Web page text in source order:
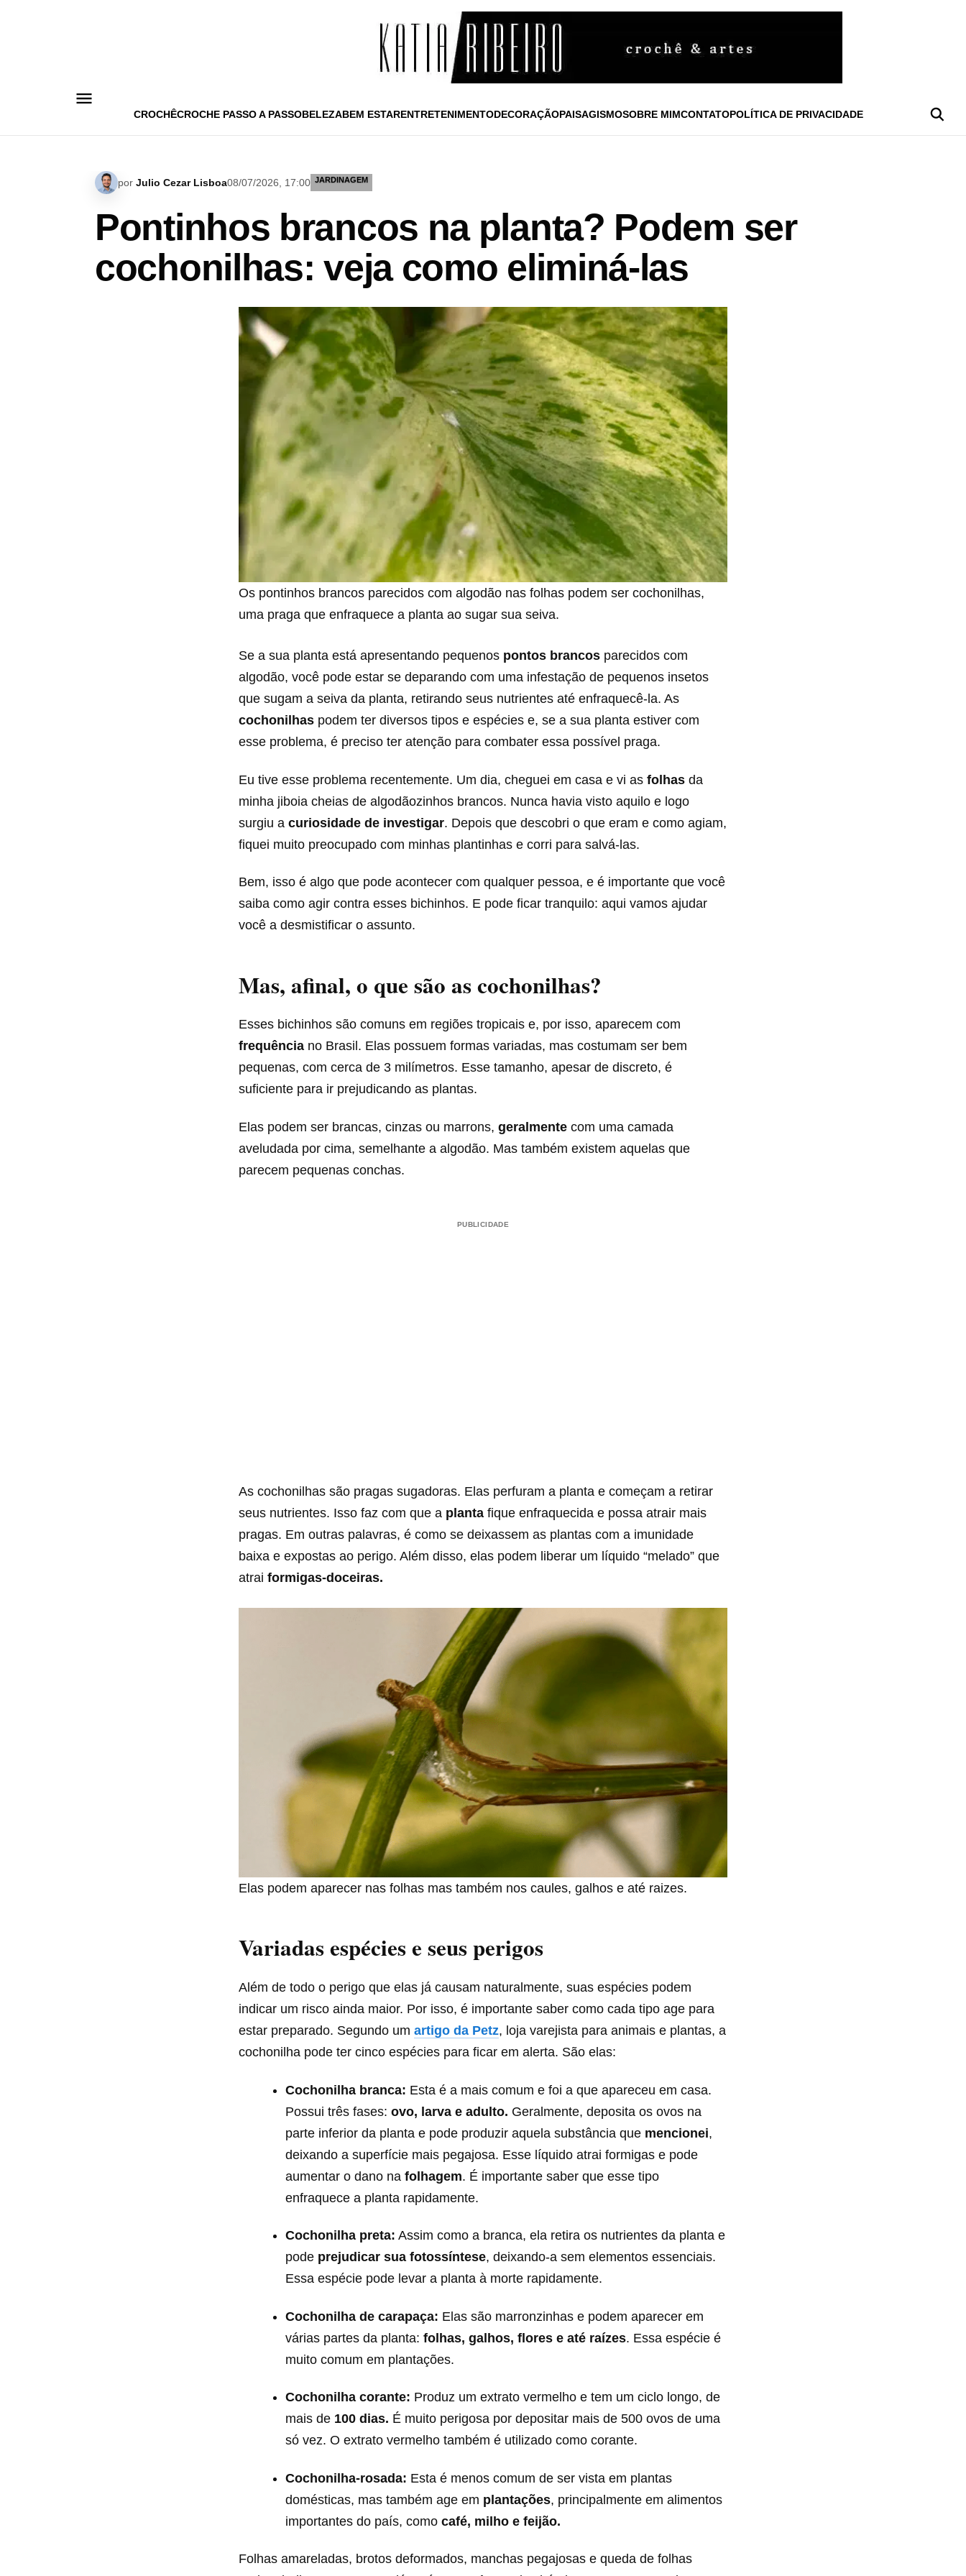
CROCHÊCROCHE PASSO A PASSOBELEZABEM ESTARENTRETENIMENTODECORAÇÃOPAISAGISMOSOBRE MIMCONTATOPOLÍTICA DE PRIVACIDADE
por Julio Cezar Lisboa08/07/2026, 17:00 JARDINAGEM
Pontinhos brancos na planta? Podem ser
cochonilhas: veja como eliminá-las
Os pontinhos brancos parecidos com algodão nas folhas podem ser cochonilhas,
uma praga que enfraquece a planta ao sugar sua seiva.
Se a sua planta está apresentando pequenos pontos brancos parecidos com
algodão, você pode estar se deparando com uma infestação de pequenos insetos
que sugam a seiva da planta, retirando seus nutrientes até enfraquecê-la. As
cochonilhas podem ter diversos tipos e espécies e, se a sua planta estiver com
esse problema, é preciso ter atenção para combater essa possível praga.
Eu tive esse problema recentemente. Um dia, cheguei em casa e vi as folhas da
minha jiboia cheias de algodãozinhos brancos. Nunca havia visto aquilo e logo
surgiu a curiosidade de investigar. Depois que descobri o que eram e como agiam,
fiquei muito preocupado com minhas plantinhas e corri para salvá-las.
Bem, isso é algo que pode acontecer com qualquer pessoa, e é importante que você
saiba como agir contra esses bichinhos. E pode ficar tranquilo: aqui vamos ajudar
você a desmistificar o assunto.
Mas, afinal, o que são as cochonilhas?
Esses bichinhos são comuns em regiões tropicais e, por isso, aparecem com
frequência no Brasil. Elas possuem formas variadas, mas costumam ser bem
pequenas, com cerca de 3 milímetros. Esse tamanho, apesar de discreto, é
suficiente para ir prejudicando as plantas.
Elas podem ser brancas, cinzas ou marrons, geralmente com uma camada
aveludada por cima, semelhante a algodão. Mas também existem aquelas que
parecem pequenas conchas.
PUBLICIDADE
As cochonilhas são pragas sugadoras. Elas perfuram a planta e começam a retirar
seus nutrientes. Isso faz com que a planta fique enfraquecida e possa atrair mais
pragas. Em outras palavras, é como se deixassem as plantas com a imunidade
baixa e expostas ao perigo. Além disso, elas podem liberar um líquido “melado” que
atrai formigas-doceiras.
Elas podem aparecer nas folhas mas também nos caules, galhos e até raizes.
Variadas espécies e seus perigos
Além de todo o perigo que elas já causam naturalmente, suas espécies podem
indicar um risco ainda maior. Por isso, é importante saber como cada tipo age para
estar preparado. Segundo um artigo da Petz, loja varejista para animais e plantas, a
cochonilha pode ter cinco espécies para ficar em alerta. São elas:
Cochonilha branca: Esta é a mais comum e foi a que apareceu em casa.
Possui três fases:ovo, larva e adulto. Geralmente, deposita os ovos na
parte inferior da planta e pode produzir aquela substância que mencionei,
deixando a superfície mais pegajosa. Esse líquido atrai formigas e pode
aumentar o dano nafolhagem. É importante saber que esse tipo
enfraquece a planta rapidamente.
Cochonilha preta: Assim como a branca, ela retira os nutrientes da planta e
pode prejudicar sua fotossíntese, deixando-a sem elementos essenciais.
Essa espécie pode levar a planta à morte rapidamente.
Cochonilha de carapaça: Elas são marronzinhas e podem aparecer em
várias partes da planta: folhas, galhos, flores e até raízes. Essa espécie é
muito comum em plantações.
Cochonilha corante: Produz um extrato vermelho e tem um ciclo longo, de
mais de 100 dias. É muito perigosa por depositar mais de 500 ovos de uma
só vez. O extrato vermelho também é utilizado como corante.
Cochonilha-rosada: Esta é menos comum de ser vista em plantas
domésticas, mas também age em plantações, principalmente em alimentos
importantes do país, comocafé, milho e feijão.
Folhas amareladas, brotos deformados, manchas pegajosas e queda de folhas